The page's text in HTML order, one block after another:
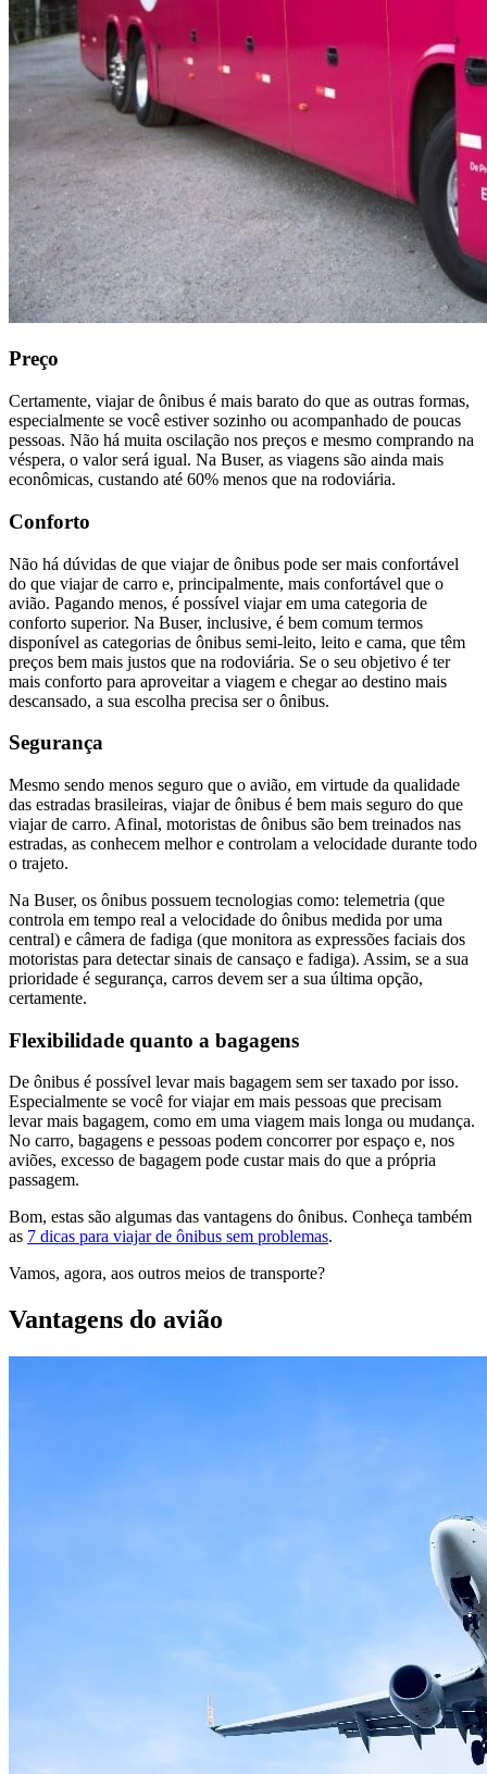
Preço
Certamente, viajar de ônibus é mais barato do que as outras formas,
especialmente se você estiver sozinho ou acompanhado de poucas
pessoas. Não há muita oscilação nos preços e mesmo comprando na
véspera, o valor será igual. Na Buser, as viagens são ainda mais
econômicas, custando até 60% menos que na rodoviária.
Conforto
Não há dúvidas de que viajar de ônibus pode ser mais confortável
do que viajar de carro e, principalmente, mais confortável que o
avião. Pagando menos, é possível viajar em uma categoria de
conforto superior. Na Buser, inclusive, é bem comum termos
disponível as categorias de ônibus semi-leito, leito e cama, que têm
preços bem mais justos que na rodoviária. Se o seu objetivo é ter
mais conforto para aproveitar a viagem e chegar ao destino mais
descansado, a sua escolha precisa ser o ônibus.
Segurança
Mesmo sendo menos seguro que o avião, em virtude da qualidade
das estradas brasileiras, viajar de ônibus é bem mais seguro do que
viajar de carro. Afinal, motoristas de ônibus são bem treinados nas
estradas, as conhecem melhor e controlam a velocidade durante todo
o trajeto.
Na Buser, os ônibus possuem tecnologias como: telemetria (que
controla em tempo real a velocidade do ônibus medida por uma
central) e câmera de fadiga (que monitora as expressões faciais dos
motoristas para detectar sinais de cansaço e fadiga). Assim, se a sua
prioridade é segurança, carros devem ser a sua última opção,
certamente.
Flexibilidade quanto a bagagens
De ônibus é possível levar mais bagagem sem ser taxado por isso.
Especialmente se você for viajar em mais pessoas que precisam
levar mais bagagem, como em uma viagem mais longa ou mudança.
No carro, bagagens e pessoas podem concorrer por espaço e, nos
aviões, excesso de bagagem pode custar mais do que a própria
passagem.
Bom, estas são algumas das vantagens do ônibus. Conheça também
as 7 dicas para viajar de ônibus sem problemas.
Vamos, agora, aos outros meios de transporte?
Vantagens do avião